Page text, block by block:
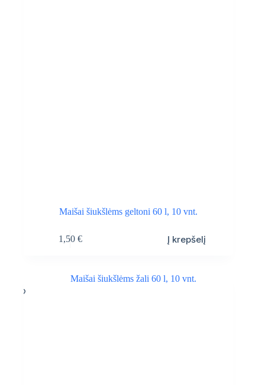
Maišai šiukšlėms geltoni 60 l, 10 vnt.
1,50 € Į krepšelį